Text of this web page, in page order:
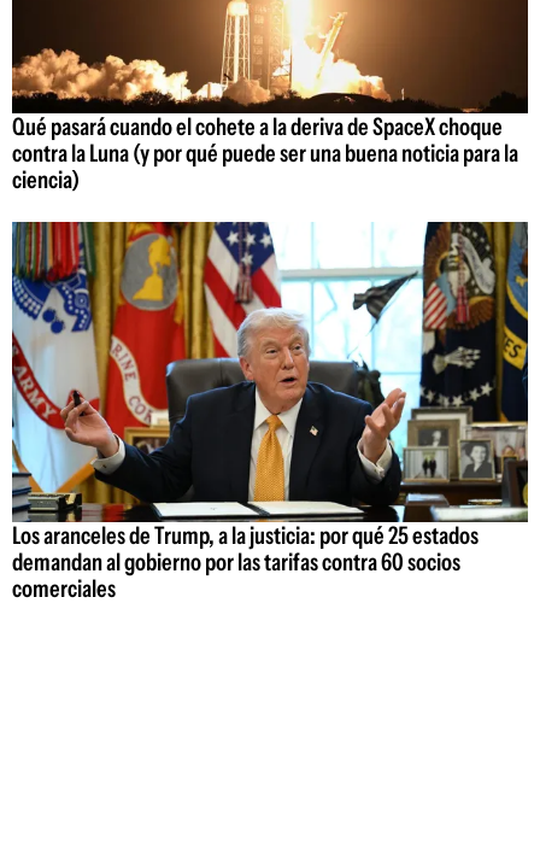
Qué pasará cuando el cohete a la deriva de SpaceX choque
contra la Luna (y por qué puede ser una buena noticia para la
ciencia)
Los aranceles de Trump, a la justicia: por qué 25 estados
demandan al gobierno por las tarifas contra 60 socios
comerciales